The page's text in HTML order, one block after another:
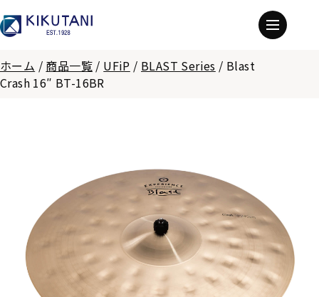
ホーム / 商品一覧 / UFiP / BLAST Series / Blast
Crash 16″ BT-16BR